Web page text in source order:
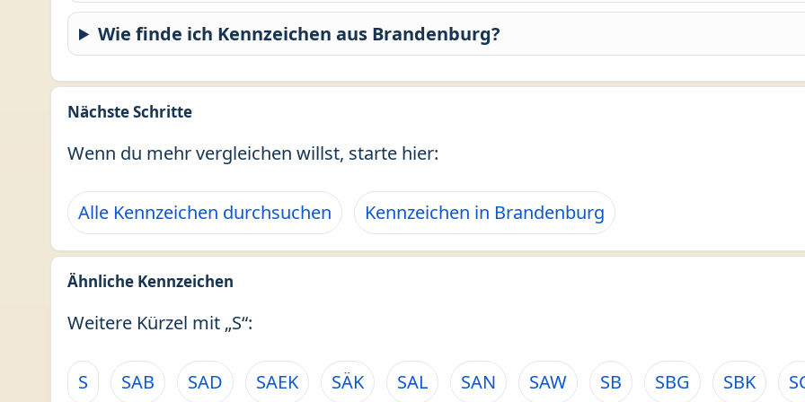
Wie finde ich Kennzeichen aus Brandenburg?
Nächste Schritte
Wenn du mehr vergleichen willst, starte hier:
Alle Kennzeichen durchsuchen Kennzeichen in Brandenburg
Ähnliche Kennzeichen
Weitere Kürzel mit „S“:
S SAB SAD SAEK SÄK SAL SAN SAW SB SBG SBK